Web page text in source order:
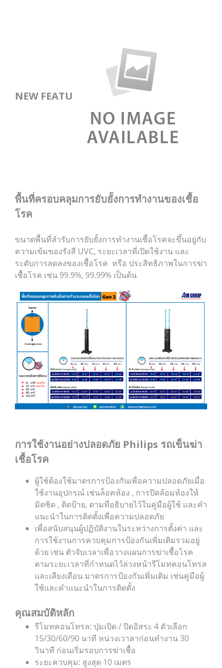
NEW FEATU
พื้นที่ครอบคลุมการยับยั้งการทำงานของเชื้อ
โรค
ขนาดพื้นที่สำรับการยับยั้งการทำงานเชื้อโรคจะขึ้นอยู่กับ
ความเข้มของรังสี UVC, ระยะเวลาที่เปิดใช้งาน และ
ระดับการลดลงของเชื้อโรค หรือ ประสิทธิภาพในการฆ่า
เชื้อโรค เช่น 99.9%, 99.99% เป็นต้น
การใช้งานอย่างปลอดภัย Philips รถเข็นฆ่า
เชื้อโรค
ผู้ใช้ต้องใช้มาตรการป้องกันเพื่อความปลอดภัยเมื่อ
ใช้งานอุปกรณ์ เช่นล็อคห้อง , การปิดล้อมห้องให้
มิดชิด , ติดป้าย, ตามที่อธิบายไว้ในคู่มือผู้ใช้ และคำ
แนะนำในการติดตั้งเพื่อความปลอดภัย
เพื่อสนับสนุนผู้ปฏิบัติงานในระหว่างการตั้งค่า และ
การใช้งานการควบคุมการป้องกันเพิ่มเติมรวมอยู่
ด้วย เช่น ตัวจับเวลาเพื่อวางแผนการฆ่าเชื้อโรค
ตามระยะเวลาที่กำหนดไว้ล่วงหน้ารีโมทคอนโทรล
และเสียงเตือน มาตรการป้องกันเพิ่มเติม เช่นคู่มือผู้
ใช้และคำแนะนำในการติดตั้ง
คุณสมบัติหลัก
รีโมทคอนโทรล: ปุ่มเปิด / ปิดอิสระ 4 ตัวเลือก
15/30/60/90 นาที หน่วงเวาลาก่อนทำงาน 30
วินาที ก่อนเริ่มรอบการฆ่าเชื้อ
ระยะควบคุม: สูงสุด 10 เมตร